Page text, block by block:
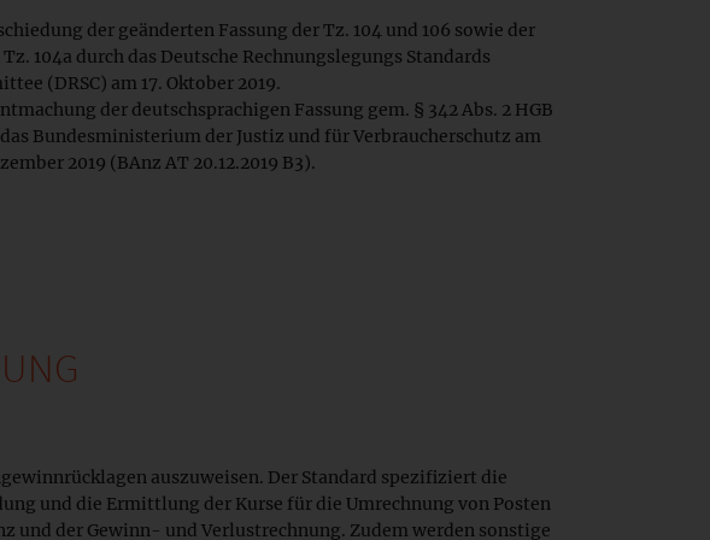
der geänderten Fassung der Tz. 104 und 106 sowie der
Tz. 104a durch das Deutsche Rechnungslegungs Standards
(DRSC) am 17. Oktober 2019.
der deutschsprachigen Fassung gem. § 342 Abs. 2 HGB
Bundesministerium der Justiz und für Verbraucherschutz am
2019 (BAnz AT 20.12.2019 B3).
auszuweisen. Der Standard spezifiziert die
und die Ermittlung der Kurse für die Umrechnung von Posten
und der Gewinn- und Verlustrechnung. Zudem werden sonstige